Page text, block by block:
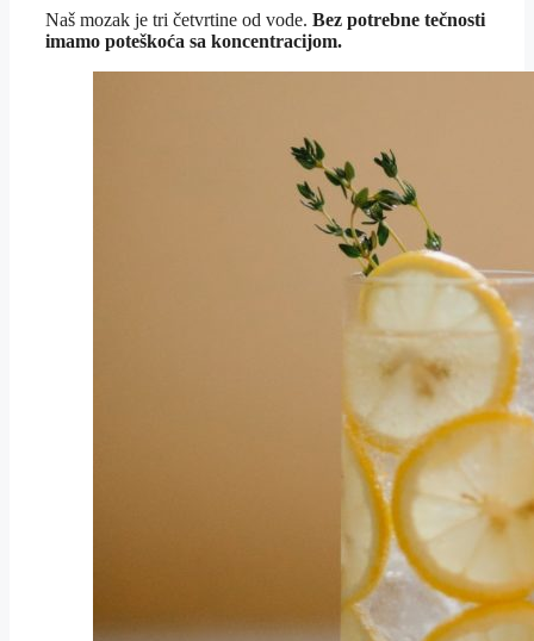
Naš mozak je tri četvrtine od vode. Bez potrebne tečnosti
imamo poteškoća sa koncentracijom.